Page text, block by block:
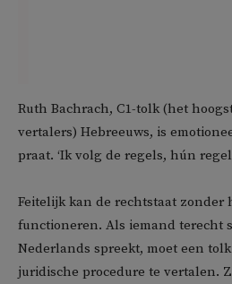
Ruth Bachrach, C1-tolk (het
vertalers) Hebreeuws, is
praat. ‘Ik volg de regels, hún
Feitelijk kan de rechtstaat zonder
functioneren. Als iemand terecht
Nederlands spreekt, moet een
juridische procedure te vertalen.